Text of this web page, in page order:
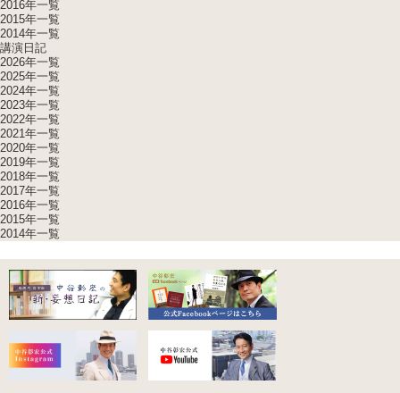
2016年一覧
2015年一覧
2014年一覧
講演日記
2026年一覧
2025年一覧
2024年一覧
2023年一覧
2022年一覧
2021年一覧
2020年一覧
2019年一覧
2018年一覧
2017年一覧
2016年一覧
2015年一覧
2014年一覧